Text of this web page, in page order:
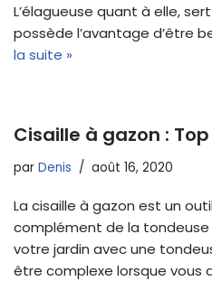
L’élagueuse quant à elle,
possède l’avantage d’être
la suite »
Cisaille à gazon :
par Denis août 16, 2020
La cisaille à gazon est un
complément de la tondeuse
votre jardin avec une
être complexe lorsque vous